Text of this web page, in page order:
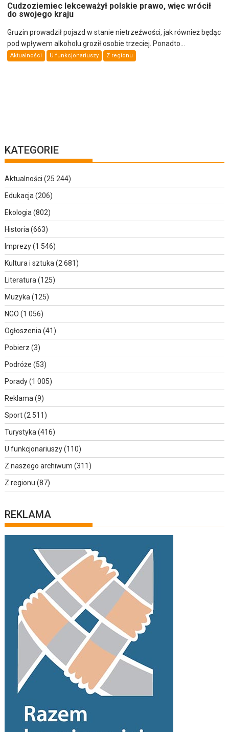
Cudzoziemiec lekceważył polskie prawo, więc wrócił
do swojego kraju
Gruzin prowadził pojazd w stanie nietrzeźwości, jak również będąc
pod wpływem alkoholu groził osobie trzeciej. Ponadto...
Aktualności U funkcjonariuszy Z regionu
KATEGORIE
Aktualności (25 244)
Edukacja (206)
Ekologia (802)
Historia (663)
Imprezy(1 546)
Kultura i sztuka (2 681)
Literatura (125)
Muzyka (125)
NGO (1 056)
Ogłoszenia (41)
Pobierz (3)
Podróże (53)
Porady(1 005)
Reklama (9)
Sport(2 511)
Turystyka (416)
U funkcjonariuszy(110)
Z naszego archiwum (311)
Z regionu (87)
REKLAMA